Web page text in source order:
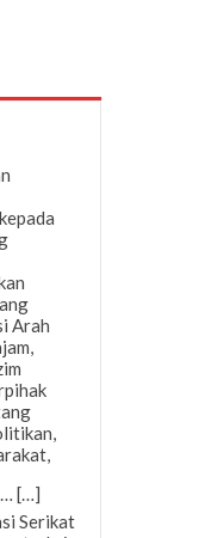
Arah
[…]
Serikat